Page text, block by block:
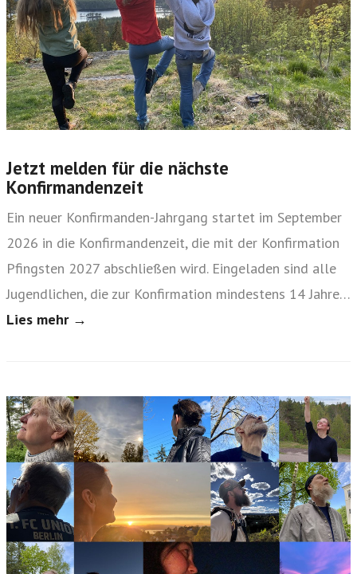
Jetzt melden für die nächste
Konfirmandenzeit
Ein neuer Konfirmanden-Jahrgang startet im September
2026 in die Konfirmandenzeit, die mit der Konfirmation
Pfingsten 2027 abschließen wird. Eingeladen sind alle
Jugendlichen, die zur Konfirmation mindestens 14 Jahre…
Lies mehr →